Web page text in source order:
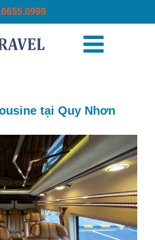
xe Limousine tại Quy Nhơn
tại Quy Nhơn